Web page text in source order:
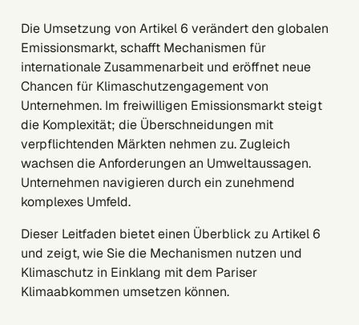
Die Umsetzung von Artikel 6 verändert den globalen
Emissionsmarkt, schafft Mechanismen für
internationale Zusammenarbeit und eröffnet neue
Chancen für Klimaschutzengagement von
Unternehmen. Im freiwilligen Emissionsmarkt steigt
die Komplexität; die Überschneidungen mit
verpflichtenden Märkten nehmen zu. Zugleich
wachsen die Anforderungen an Umweltaussagen.
Unternehmen navigieren durch ein zunehmend
komplexes Umfeld.
Dieser Leitfaden bietet einen Überblick zu Artikel 6
und zeigt, wie Sie die Mechanismen nutzen und
Klimaschutz in Einklang mit dem Pariser
Klimaabkommen umsetzen können.